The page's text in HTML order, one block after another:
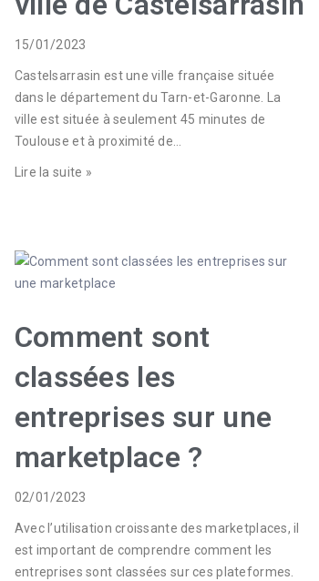
15/01/2023
Castelsarrasin est une ville française située
dans le département du Tarn-et-Garonne. La
ville est située à seulement 45 minutes de
Toulouse et à proximité de…
Lire la suite »
Comment sont
classées les
entreprises sur une
marketplace ?
02/01/2023
Avec l’utilisation croissante des marketplaces, il
est important de comprendre comment les
entreprises sont classées sur ces plateformes.